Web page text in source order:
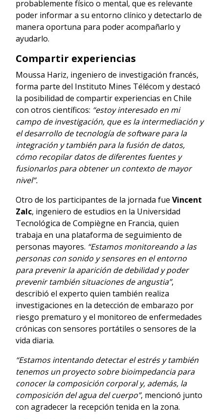
probablemente físico o mental, que es relevante
poder informar a su entorno clínico y detectarlo de
manera oportuna para poder acompañarlo y
ayudarlo.
Compartir experiencias
Moussa Hariz, ingeniero de investigación francés,
forma parte del Instituto Mines Télécom y destacó
la posibilidad de compartir experiencias en Chile
con otros científicos: “estoy interesado en mi
campo de investigación, que es la intermediación y
el desarrollo de tecnología de software para la
integración y también para la fusión de datos,
cómo recopilar datos de diferentes fuentes y
fusionarlos para obtener un contexto de mayor
nivel”.
Otro de los participantes de la jornada fue Vincent
Zalc, ingeniero de estudios en la Universidad
Tecnológica de Compiègne en Francia, quien
trabaja en una plataforma de seguimiento de
personas mayores. “Estamos monitoreando a las
personas con sonido y sensores en el entorno
para prevenir la aparición de debilidad y poder
prevenir también situaciones de angustia”,
describió el experto quien también realiza
investigaciones en la detección de embarazo por
riesgo prematuro y el monitoreo de enfermedades
crónicas con sensores portátiles o sensores de la
vida diaria.
“Estamos intentando detectar el estrés y también
tenemos un proyecto sobre bioimpedancia para
conocer la composición corporal y, además, la
composición del agua del cuerpo”, mencionó junto
con agradecer la recepción tenida en la zona.